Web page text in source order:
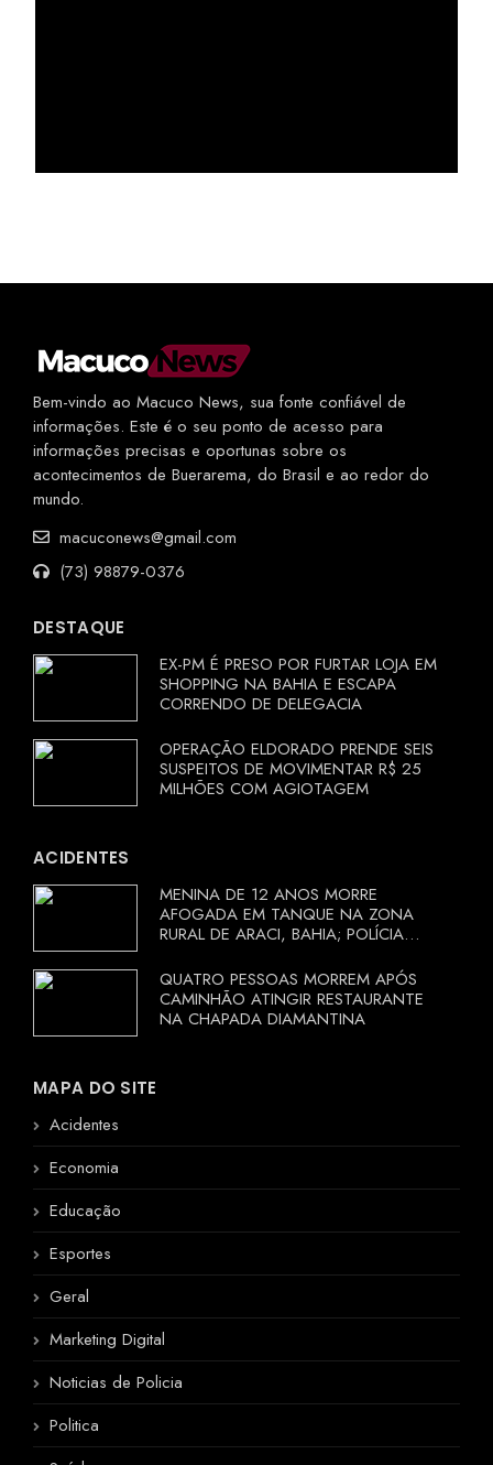
Bem-vindo ao Macuco News, sua fonte confiável de
informações. Este é o seu ponto de acesso para
informações precisas e oportunas sobre os
acontecimentos de Buerarema, do Brasil e ao redor do
mundo.
macuconews@gmail.com
(73) 98879-0376
DESTAQUE
EX-PM É PRESO POR FURTAR LOJA EM
SHOPPING NA BAHIA E ESCAPA
CORRENDO DE DELEGACIA
OPERAÇÃO ELDORADO PRENDE SEIS
SUSPEITOS DE MOVIMENTAR R$ 25
MILHÕES COM AGIOTAGEM
ACIDENTES
MENINA DE 12 ANOS MORRE
AFOGADA EM TANQUE NA ZONA
RURAL DE ARACI, BAHIA; POLÍCIA
QUATRO PESSOAS MORREM APÓS
CAMINHÃO ATINGIR RESTAURANTE
NA CHAPADA DIAMANTINA
MAPA DO SITE
Acidentes
Economia
Educação
Esportes
Geral
Marketing Digital
Noticias de Policia
Politica